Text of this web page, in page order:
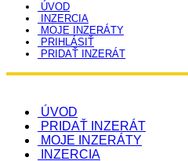
ÚVOD
INZERCIA
MOJE INZERÁTY
PRIHLÁSIŤ
PRIDAŤ INZERÁT
ÚVOD
PRIDAŤ INZERÁT
MOJE INZERÁTY
INZERCIA